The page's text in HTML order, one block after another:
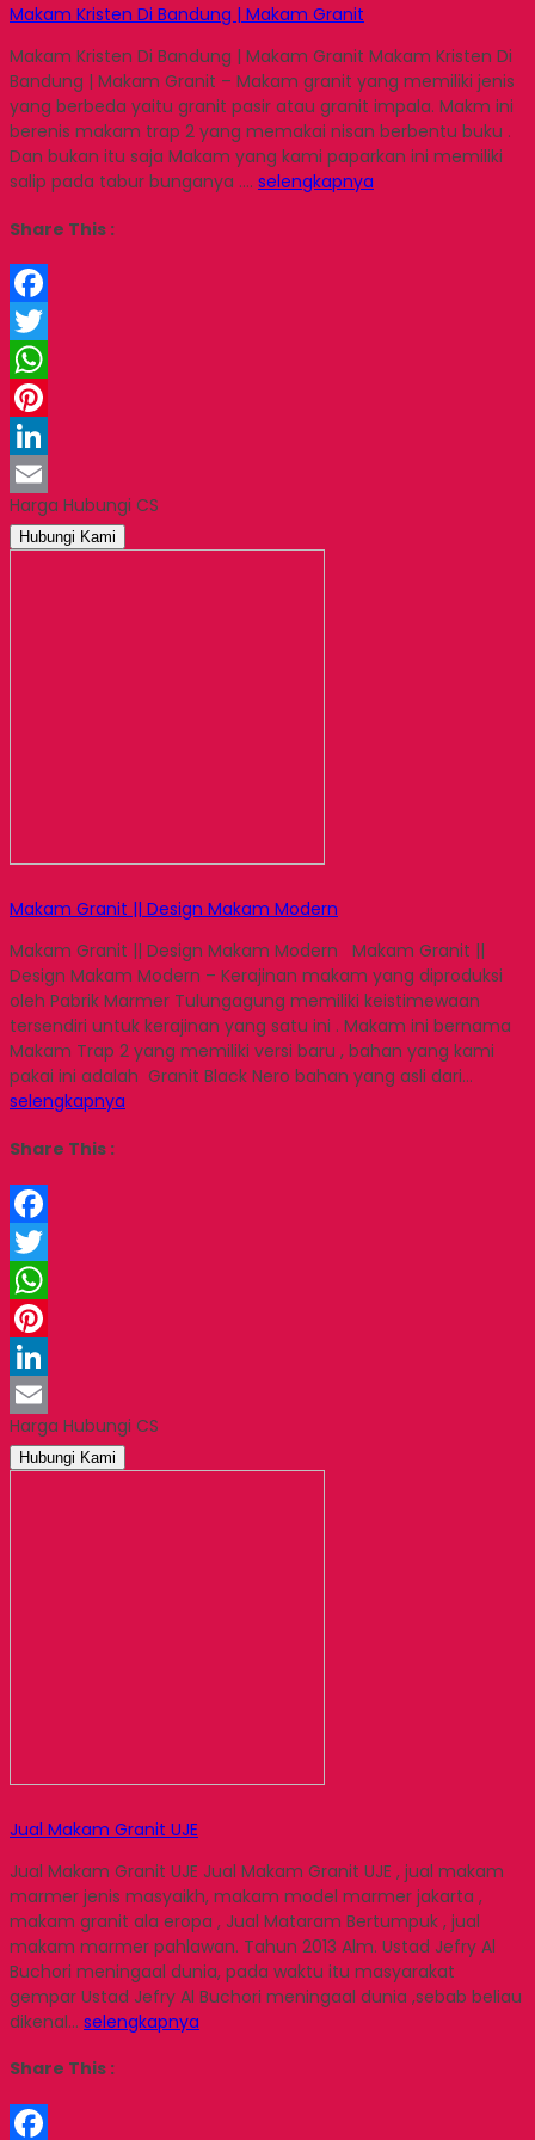
Makam Kristen Di Bandung | Makam Granit
Makam Kristen Di Bandung | Makam Granit Makam Kristen Di
Bandung | Makam Granit – Makam granit yang memiliki jenis
yang berbeda yaitu granit pasir atau granit impala. Makm ini
berenis makam trap 2 yang memakai nisan berbentu buku .
Dan bukan itu saja Makam yang kami paparkan ini memiliki
salip pada tabur bunganya …. selengkapnya
Share This :
Facebook
Twitter
WhatsApp
Pinterest
LinkedIn
Email
Harga Hubungi CS
Hubungi Kami
Makam Granit || Design Makam Modern
Makam Granit || Design Makam Modern Makam Granit ||
Design Makam Modern – Kerajinan makam yang diproduksi
oleh Pabrik Marmer Tulungagung memiliki keistimewaan
tersendiri untuk kerajinan yang satu ini . Makam ini bernama
Makam Trap 2 yang memiliki versi baru , bahan yang kami
pakai ini adalah Granit Black Nero bahan yang asli dari…
selengkapnya
Share This :
Facebook
Twitter
WhatsApp
Pinterest
LinkedIn
Email
Harga Hubungi CS
Hubungi Kami
Jual Makam Granit UJE
Jual Makam Granit UJE Jual Makam Granit UJE , jual makam
marmer jenis masyaikh, makam model marmer jakarta ,
makam granit ala eropa , Jual Mataram Bertumpuk , jual
makam marmer pahlawan. Tahun 2013 Alm. Ustad Jefry Al
Buchori meningaal dunia, pada waktu itu masyarakat
gempar Ustad Jefry Al Buchori meningaal dunia ,sebab beliau
dikenal… selengkapnya
Share This :